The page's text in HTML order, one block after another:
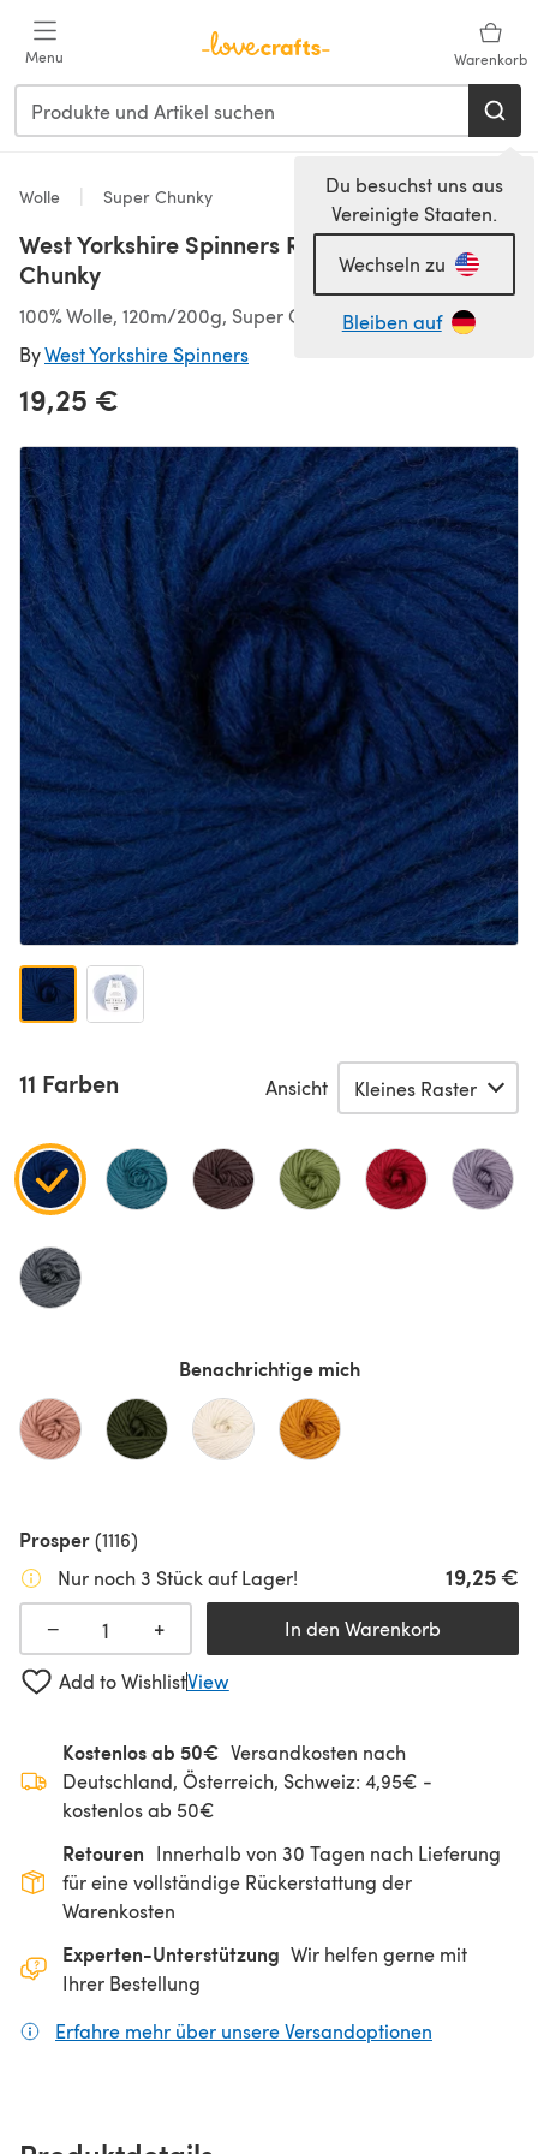
Menu Warenkorb
Du besuchst uns aus
Vereinigte Staaten.
Wechseln zu
Bleiben auf
Wolle Super Chunky
West Yorkshire Spinners Re:Treat Super
Chunky
100% Wolle, 120m/200g, Super Chunky (8,00 mm+)
ByWest Yorkshire Spinners
19,25 €
11 Farben Ansicht
Benachrichtige mich
Prosper(1116)
Nur noch 3 Stück auf Lager!
19,25 €
−
+ In den Warenkorb
Add to WishlistView
Kostenlos ab 50€ Versandkosten nach
Deutschland, Österreich, Schweiz: 4,95€ -
kostenlos ab 50€
Retouren Innerhalb von 30 Tagen nach Lieferung
für eine vollständige Rückerstattung der
Warenkosten
Experten-Unterstützung Wir helfen gerne mit
Ihrer Bestellung
Erfahre mehr über unsere Versandoptionen